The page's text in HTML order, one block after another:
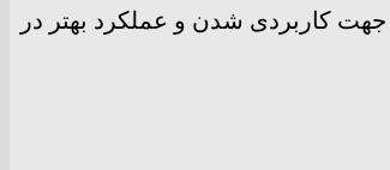
کاربردی شدن و عملکرد بهتر در